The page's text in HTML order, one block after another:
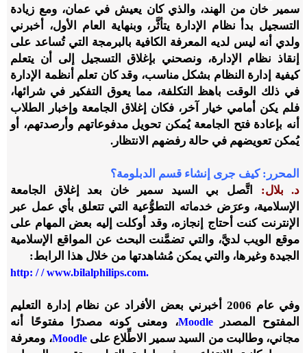
سمير خان من الهند، والذي كان يعيش في عمان، ومع زيادة
التسجيل بدأ نظام الإدارة يتأثَّر، وبنهاية العام الأول، أخبرني
ولدي أنه ليس لديه المعرفة الكافية بالبرمجة التي تُساعد على
إنقاذ نظام الإدارة، ونصحني بإغلاق التسجيل إلى أن يتعلم
كيفية إدارة النظام بشكل مناسب، وقد كان تعلم أنظمة الإدارة
في ذلك الوقت باهظ التكلفة، مما يعوق التفكير في شرائها،
فلم يكن أمامي خيار آخر، فكان إغلاق الجامعة وإخبار الطلاب
أنه بإعادة فتح الجامعة يُمكن تحويل مدفوعاتهم وأرصدتهم، أو
يُمكن تعويضهم في حالة رفضهم الانتظار.
المحرر:كيف جرى إنشاء قسم الدبلومة؟
د. بلال: اتَّصل بي السيد سمير خان بعد إغلاق الجامعة
الإسلامية، وعرَض خدماته التطوُّعية التي تتعلق بأي عمل عبر
الإنترنت كنت أحتاج إنجازه، وقد أوكلت إليه بعض المهام على
موقع الويب لديَّ، والتي تضمَّنت البحث عن المواقع الإسلامية
الجيدة وغيرها، والتي يمكن مُشاهدتها من خلال هذا الرابط:
http: / / www.bilalphilips.com.
وفي عام 2006 أخبرني بعض الأفراد عن نظام إدارة التعليم
المفتوح المصدرMoodle، ومعنى كونه مصدرًا مفتوحًا أنه
مجاني، وطالبت من السيد سمير الاطِّلاع علىMoodle، ومعرفة